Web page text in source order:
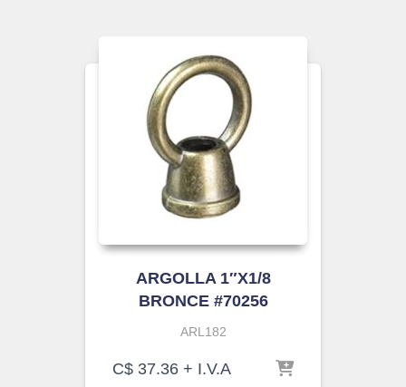
ARGOLLA 1″X1/8
BRONCE #70256
ARL182
C$ 37.36 + I.V.A